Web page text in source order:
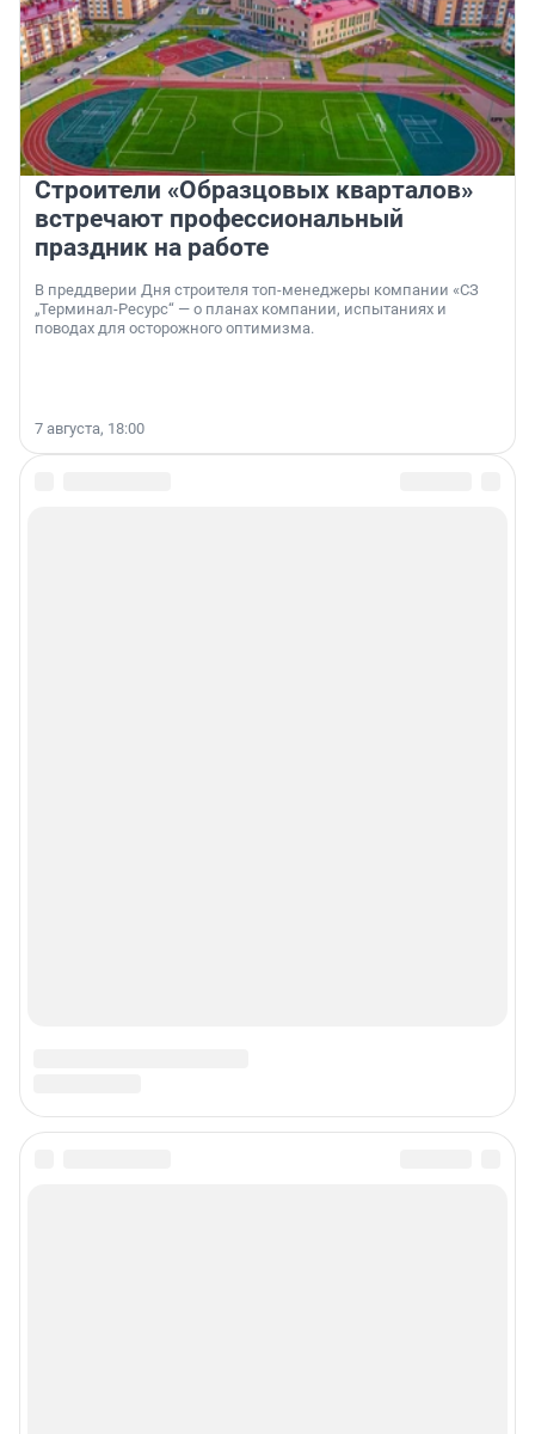
Строители «Образцовых кварталов»
встречают профессиональный
праздник на работе
В преддверии Дня строителя топ-менеджеры компании «СЗ
„Терминал-Ресурс“ — о планах компании, испытаниях и
поводах для осторожного оптимизма.
7 августа, 18:00